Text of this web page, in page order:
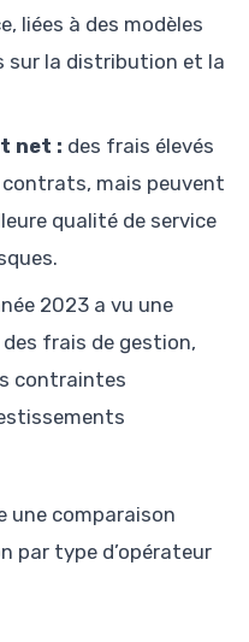
liées à des modèles
sur la distribution et la
net : des frais élevés
mais peuvent
qualité de service
2023 a vu une
frais de gestion,
contraintes
une comparaison
par type d’opérateur